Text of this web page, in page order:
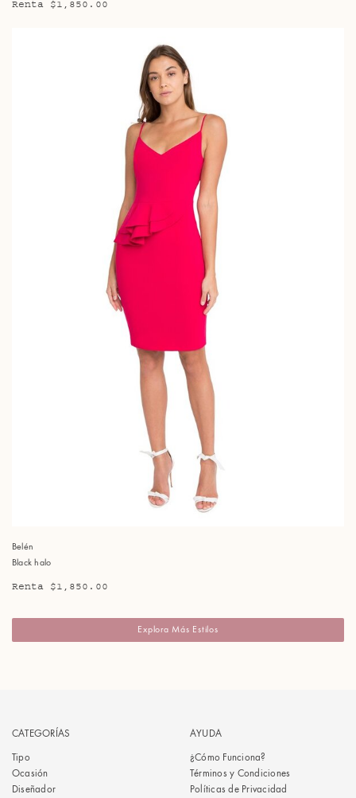
Renta $1,850.00
Belén
Black halo
Renta $1,850.00
Explora Más Estilos
CATEGORÍAS
Tipo
Ocasión
Diseñador
AYUDA
¿Cómo Funciona?
Términos y Condiciones
Políticas de Privacidad